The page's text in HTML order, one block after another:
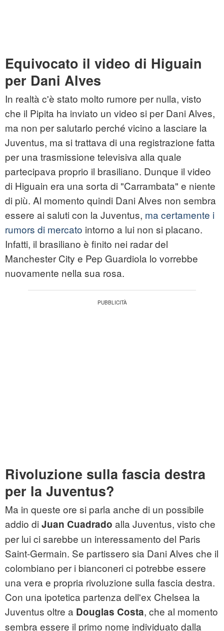
Equivocato il video di Higuain
per Dani Alves
In realtà c'è stato molto rumore per nulla, visto
che il Pipita ha inviato un video si per Dani Alves,
ma non per salutarlo perché vicino a lasciare la
Juventus, ma si trattava di una registrazione fatta
per una trasmissione televisiva alla quale
partecipava proprio il brasiliano. Dunque il video
di Higuain era una sorta di "Carrambata" e niente
di più. Al momento quindi Dani Alves non sembra
essere ai saluti con la Juventus, ma certamente i
rumors di mercato intorno a lui non si placano.
Infatti, il brasiliano è finito nei radar del
Manchester City e Pep Guardiola lo vorrebbe
nuovamente nella sua rosa.
Rivoluzione sulla fascia destra
per la Juventus?
Ma in queste ore si parla anche di un possibile
addio di Juan Cuadrado alla Juventus, visto che
per lui ci sarebbe un interessamento del Paris
Saint-Germain. Se partissero sia Dani Alves che il
colombiano per i bianconeri ci potrebbe essere
una vera e propria rivoluzione sulla fascia destra.
Con una ipotetica partenza dell'ex Chelsea la
Juventus oltre a Douglas Costa, che al momento
sembra essere il primo nome individuato dalla